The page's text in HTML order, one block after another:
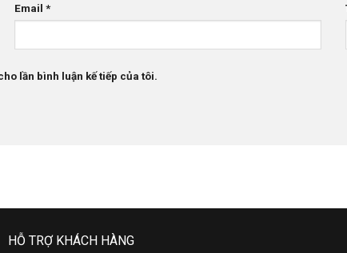
Email*
lần bình luận kế tiếp của tôi.
HỖ TRỢ KHÁCH HÀNG